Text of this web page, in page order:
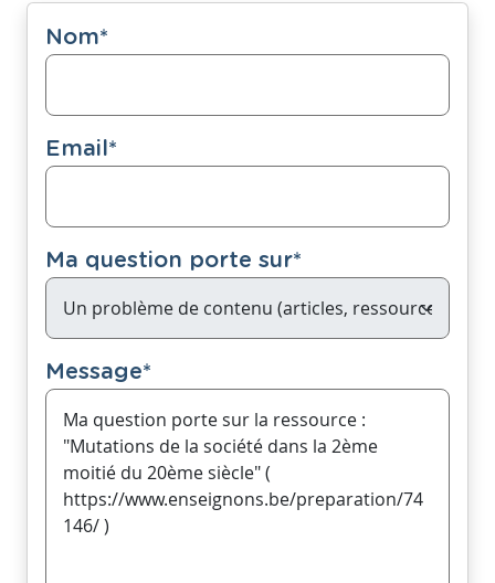
Nom*
Email*
Ma question porte sur*
Message*